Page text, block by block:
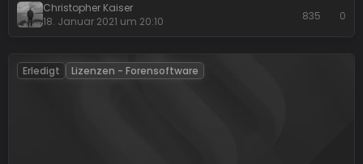
Christopher Kaiser
18. Januar 2021 um 20:10
835 0
Erledigt Lizenzen - Forensoftware